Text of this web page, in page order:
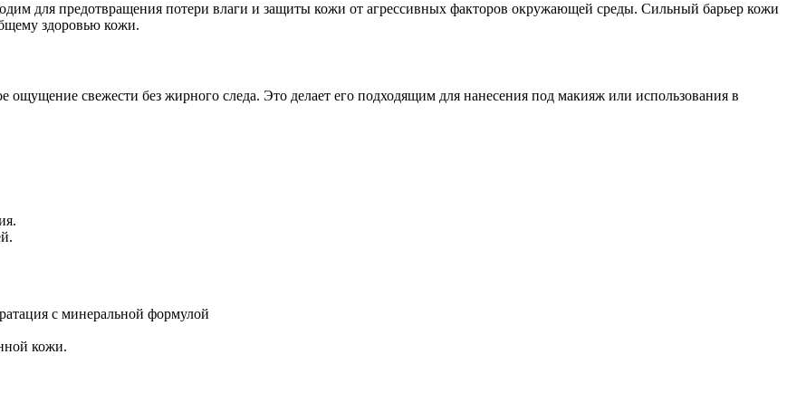
для предотвращения потери влаги и защиты кожи от агрессивных факторов окружающей среды. Сильный барьер кожи
здоровью кожи.
ощущение свежести без жирного следа. Это делает его подходящим для нанесения под макияж или использования в
с минеральной формулой
кожи.